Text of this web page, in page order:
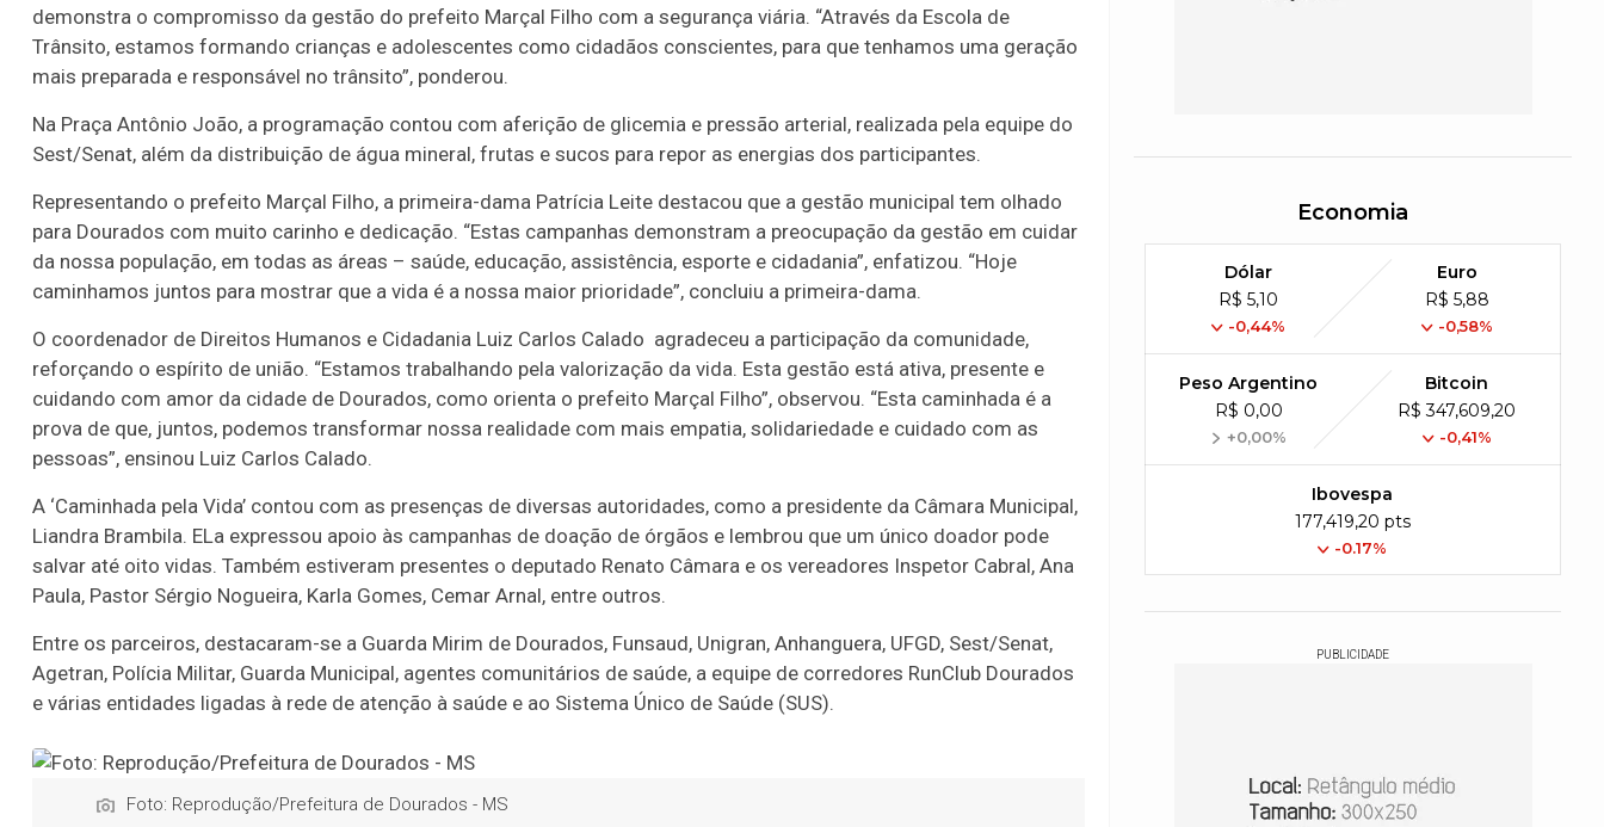
demonstra o compromisso da gestão do prefeito Marçal Filho com a segurança viária. “Através da Escola de
Trânsito, estamos formando crianças e adolescentes como cidadãos conscientes, para que tenhamos uma geração
mais preparada e responsável no trânsito”, ponderou.
Na Praça Antônio João, a programação contou com aferição de glicemia e pressão arterial, realizada pela equipe do
Sest/Senat, além da distribuição de água mineral, frutas e sucos para repor as energias dos participantes.
Representando o prefeito Marçal Filho, a primeira-dama Patrícia Leite destacou que a gestão municipal tem olhado
para Dourados com muito carinho e dedicação. “Estas campanhas demonstram a preocupação da gestão em cuidar
da nossa população, em todas as áreas – saúde, educação, assistência, esporte e cidadania”, enfatizou. “Hoje
caminhamos juntos para mostrar que a vida é a nossa maior prioridade”, concluiu a primeira-dama.
O coordenador de Direitos Humanos e Cidadania Luiz Carlos Calado agradeceu a participação da comunidade,
reforçando o espírito de união. “Estamos trabalhando pela valorização da vida. Esta gestão está ativa, presente e
cuidando com amor da cidade de Dourados, como orienta o prefeito Marçal Filho”, observou. “Esta caminhada é a
prova de que, juntos, podemos transformar nossa realidade com mais empatia, solidariedade e cuidado com as
pessoas”, ensinou Luiz Carlos Calado.
A ‘Caminhada pela Vida’ contou com as presenças de diversas autoridades, como a presidente da Câmara Municipal,
Liandra Brambila. ELa expressou apoio às campanhas de doação de órgãos e lembrou que um único doador pode
salvar até oito vidas. Também estiveram presentes o deputado Renato Câmara e os vereadores Inspetor Cabral, Ana
Paula, Pastor Sérgio Nogueira, Karla Gomes, Cemar Arnal, entre outros.
Entre os parceiros, destacaram-se a Guarda Mirim de Dourados, Funsaud, Unigran, Anhanguera, UFGD, Sest/Senat,
Agetran, Polícia Militar, Guarda Municipal, agentes comunitários de saúde, a equipe de corredores RunClub Dourados
e várias entidades ligadas à rede de atenção à saúde e ao Sistema Único de Saúde (SUS).
Foto: Reprodução/Prefeitura de Dourados - MS
Economia
Dólar
R$ 5,10
-0,44%
Euro
R$ 5,88
-0,58%
Peso Argentino
R$ 0,00
+0,00%
Bitcoin
R$ 347,609,20
-0,41%
Ibovespa
177,419,20 pts
-0.17%
PUBLICIDADE